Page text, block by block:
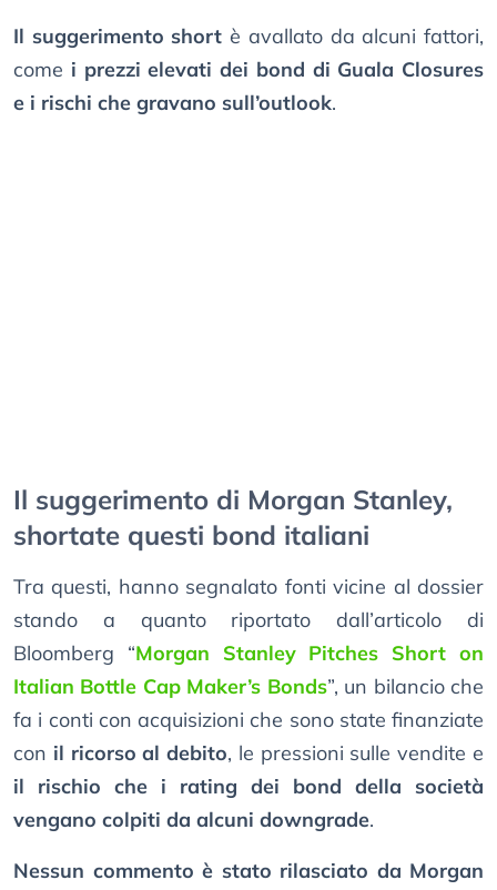
Il suggerimento short è avallato da alcuni fattori,
come i prezzi elevati dei bond di Guala Closures
e i rischi che gravano sull’outlook.
Il suggerimento di Morgan Stanley,
shortate questi bond italiani
Tra questi, hanno segnalato fonti vicine al dossier
stando a quanto riportato dall’articolo di
Bloomberg “Morgan Stanley Pitches Short on
Italian Bottle Cap Maker’s Bonds”, un bilancio che
fa i conti con acquisizioni che sono state finanziate
con il ricorso al debito, le pressioni sulle vendite e
il rischio che i rating dei bond della società
vengano colpiti da alcuni downgrade.
Nessun commento è stato rilasciato da Morgan